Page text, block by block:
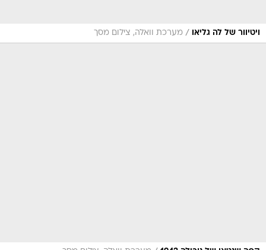
ויטיוור של לה גליאו / מערכת וואלה, צילום מסך